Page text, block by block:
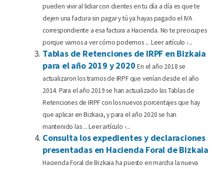
pueden vivir al lidiar con clientes en tu día a día es que te
dejen una factura sin pagar y tú ya hayas pagado el IVA
correspondiente a esa factura a Hacienda. No te preocupes
porque vamos a ver cómo podemos ... Leer artículo ›...
Tablas de Retenciones de IRPF en Bizkaia
para el año 2019 y 2020 En el año 2018 se
actualizaron los tramos de IRPF que venían desde el año
2014. Para el año 2019 se han actualizado las Tablas de
Retenciones de IRPF con los nuevos porcentajes que hay
que aplicar en Bizkaia, y para el año 2020 se han
mantenido las ... Leer artículo ›...
Consulta los expedientes y declaraciones
presentadas en Hacienda Foral de Bizkaia
Hacienda Foral de Bizkaia ha puesto en marcha la nueva